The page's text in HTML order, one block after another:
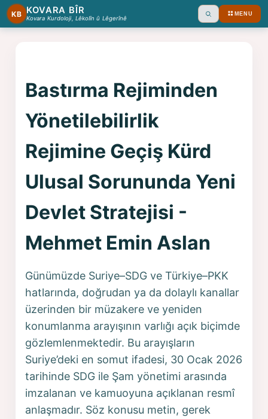
KB KOVARA BÎR
Kovara Kurdoloji, Lêkolîn û Lêgerînê Ara MENU
Bastırma Rejiminden
Yönetilebilirlik
Rejimine Geçiş Kürd
Ulusal Sorununda Yeni
Devlet Stratejisi -
Mehmet Emin Aslan
Günümüzde Suriye–SDG ve Türkiye–PKK
hatlarında, doğrudan ya da dolaylı kanallar
üzerinden bir müzakere ve yeniden
konumlanma arayışının varlığı açık biçimde
gözlemlenmektedir. Bu arayışların
Suriye’deki en somut ifadesi, 30 Ocak 2026
tarihinde SDG ile Şam yönetimi arasında
imzalanan ve kamuoyuna açıklanan resmî
anlaşmadır. Söz konusu metin, gerek